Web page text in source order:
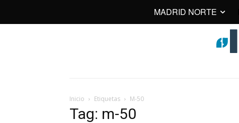
MADRID NORTE
Inicio Etiquetas M-50
Tag: m-50